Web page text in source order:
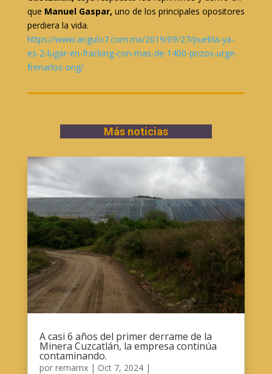
que Manuel Gaspar, uno de los principales opositores
perdiera la vida.
https://www.angulo7.com.mx/2019/09/27/puebla-ya-
es-2-lugar-en-fracking-con-mas-de-1400-pozos-urge-
frenarlos-ong/
Más noticias
A casi 6 años del primer derrame de la
Minera Cuzcatlán, la empresa continúa
contaminando.
por remamx| Oct 7, 2024|